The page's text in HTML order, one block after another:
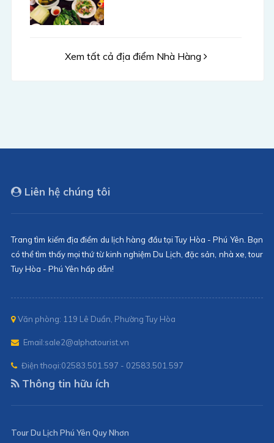
Xem tất cả địa điểm Nhà Hàng
Liên hệ chúng tôi
Trang tìm kiếm địa điểm du lịch hàng đầu tại Tuy Hòa - Phú Yên. Bạn
có thể tìm thấy mọi thứ từ kinh nghiệm Du Lịch, đặc sản, nhà xe, tour
Tuy Hòa - Phú Yên hấp dẫn!
Văn phòng: 119 Lê Duẩn, Phường Tuy Hòa
Email:sale2@alphatourist.vn
Điện thoại:02583.501.597 - 02583.501.597
Thông tin hữu ích
Tour Du Lịch Phú Yên Quy Nhơn